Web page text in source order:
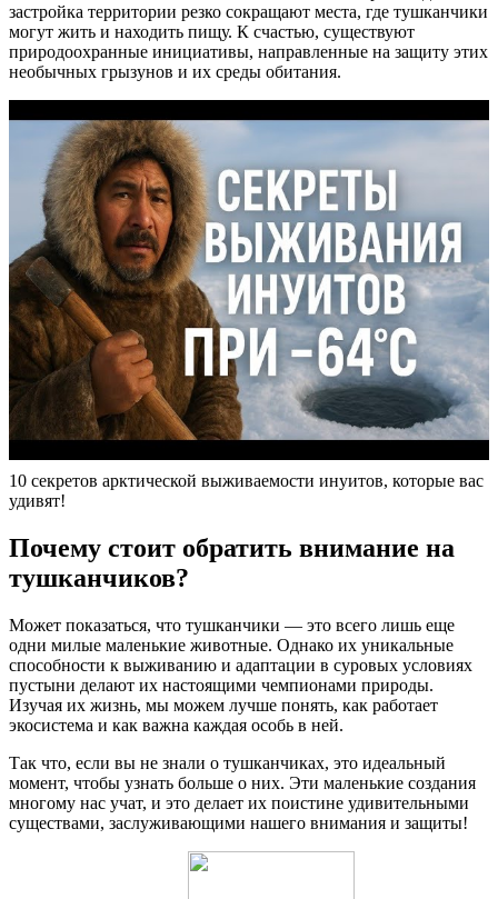
застройка территории резко сокращают места, где тушканчики
могут жить и находить пищу. К счастью, существуют
природоохранные инициативы, направленные на защиту этих
необычных грызунов и их среды обитания.
10 секретов арктической выживаемости инуитов, которые вас
удивят!
Почему стоит обратить внимание на
тушканчиков?
Может показаться, что тушканчики — это всего лишь еще
одни милые маленькие животные. Однако их уникальные
способности к выживанию и адаптации в суровых условиях
пустыни делают их настоящими чемпионами природы.
Изучая их жизнь, мы можем лучше понять, как работает
экосистема и как важна каждая особь в ней.
Так что, если вы не знали о тушканчиках, это идеальный
момент, чтобы узнать больше о них. Эти маленькие создания
многому нас учат, и это делает их поистине удивительными
существами, заслуживающими нашего внимания и защиты!